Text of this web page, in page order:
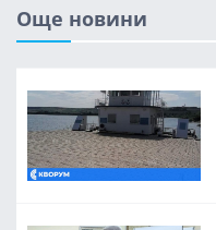
Още новини